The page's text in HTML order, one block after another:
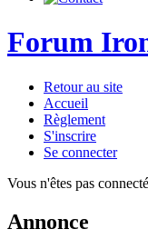
Forum
Retour au site
Accueil
Règlement
S'inscrire
Se connecter
Vous n'êtes pas
Annonce